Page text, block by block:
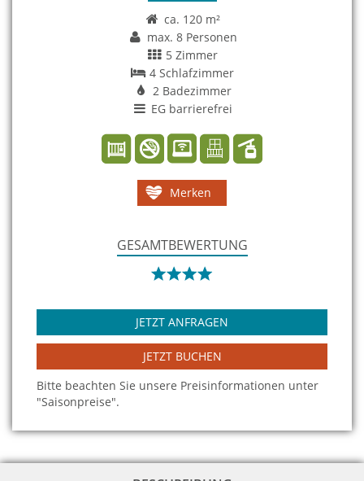
ca. 120 m²
max. 8 Personen
5 Zimmer
4 Schlafzimmer
2 Badezimmer
EG barrierefrei
Merken
GESAMTBEWERTUNG
JETZT ANFRAGEN
JETZT BUCHEN
Bitte beachten Sie unsere Preisinformationen unter
"Saisonpreise".